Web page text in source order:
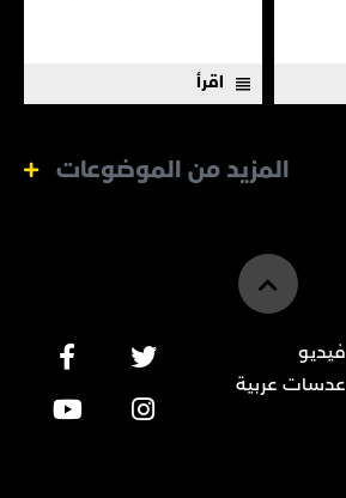
اقرأ
المزيد من الموضوعات
فيديو
عدسات عربية